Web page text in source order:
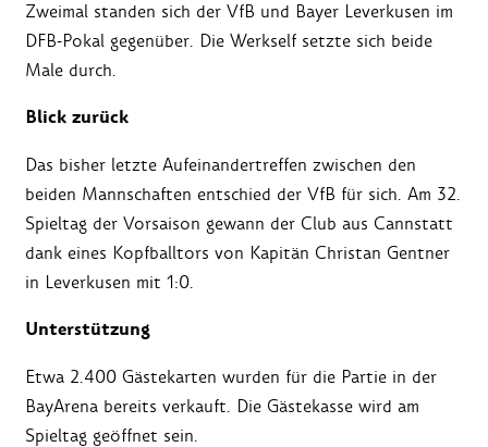
Zweimal standen sich der VfB und Bayer Leverkusen im
DFB-Pokal gegenüber. Die Werkself setzte sich beide
Male durch.
Blick zurück
Das bisher letzte Aufeinandertreffen zwischen den
beiden Mannschaften entschied der VfB für sich. Am 32.
Spieltag der Vorsaison gewann der Club aus Cannstatt
dank eines Kopfballtors von Kapitän Christan Gentner
in Leverkusen mit 1:0.
Unterstützung
Etwa 2.400 Gästekarten wurden für die Partie in der
BayArena bereits verkauft. Die Gästekasse wird am
Spieltag geöffnet sein.